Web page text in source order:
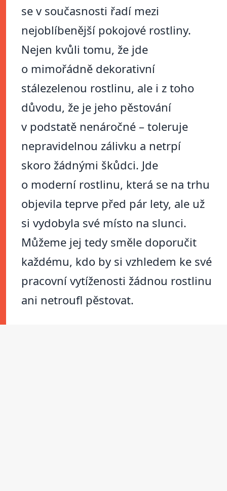
se v současnosti řadí mezi
nejoblíbenější pokojové rostliny.
Nejen kvůli tomu, že jde
o mimořádně dekorativní
stálezelenou rostlinu, ale i z toho
důvodu, že je jeho pěstování
v podstatě nenáročné – toleruje
nepravidelnou zálivku a netrpí
skoro žádnými škůdci. Jde
o moderní rostlinu, která se na trhu
objevila teprve před pár lety, ale už
si vydobyla své místo na slunci.
Můžeme jej tedy směle doporučit
každému, kdo by si vzhledem ke své
pracovní vytíženosti žádnou rostlinu
ani netroufl pěstovat.